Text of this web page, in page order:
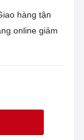
hàng tận
online giảm